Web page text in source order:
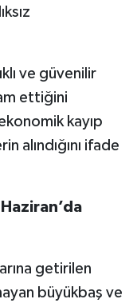
ve güvenilir
ettiğini
kayıp
alındığını ifade
getirilen
büyükbaş ve